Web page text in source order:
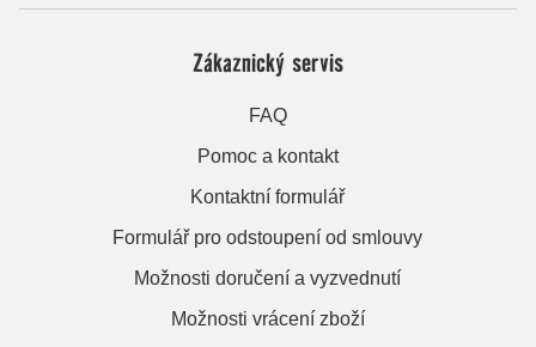
Zákaznický servis
FAQ
Pomoc a kontakt
Kontaktní formulář
Formulář pro odstoupení od smlouvy
Možnosti doručení a vyzvednutí
Možnosti vrácení zboží